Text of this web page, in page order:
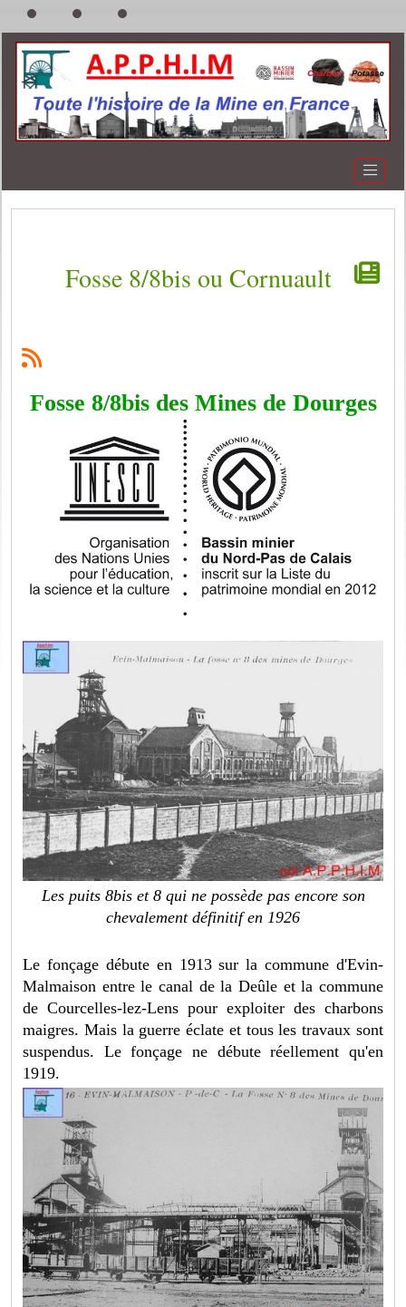
Fosse 8/8bis ou Cornuault
Fosse 8/8bis des Mines de Dourges
Les puits 8bis et 8 qui ne possède pas encore son
chevalement définitif en 1926
Le fonçage débute en 1913 sur la commune d'Evin-
Malmaison entre le canal de la Deûle et la commune
de Courcelles-lez-Lens pour exploiter des charbons
maigres. Mais la guerre éclate et tous les travaux sont
suspendus. Le fonçage ne débute réellement qu'en
1919.